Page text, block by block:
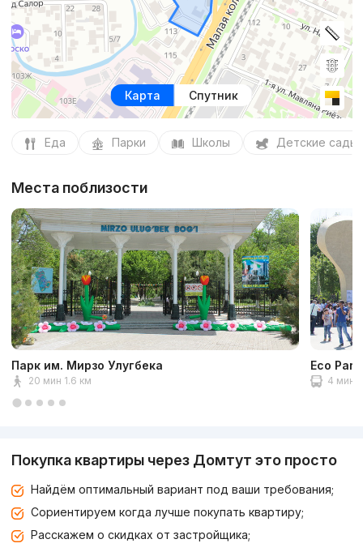
Карта Спутник
Еда Парки Школы Детские сады
Места поблизости
Парк им. Мирзо Улугбека
20 мин 1.6 км
Eco Park
4 мин
Покупка квартиры через Домтут это просто
Найдём оптимальный вариант под ваши требования;
Сориентируем когда лучше покупать квартиру;
Расскажем о скидках от застройщика;